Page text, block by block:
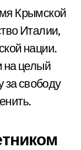
Крымской
Италии,
нации.
на целый
за свободу